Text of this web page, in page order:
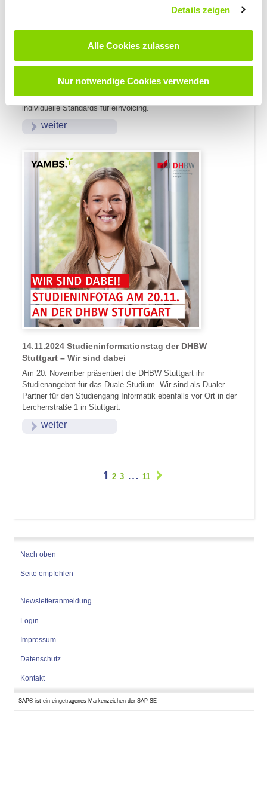
Details zeigen
Alle Cookies zulassen
Nur notwendige Cookies verwenden
YAMBS.Konverter verarbeitet in Kürze auch serbische
Norm EN 16931 für den grenzüberschreitenden Handel in der EU
verpflichtend. In vielen anderen Ländern der Welt gelten bereits
individuelle Standards für eInvoicing.
weiter
14.11.2024Studieninformationstag der DHBW
Stuttgart – Wir sind dabei
Am 20. November präsentiert die DHBW Stuttgart ihr
Studienangebot für das Duale Studium. Wir sind als Dualer
Partner für den Studiengang Informatik ebenfalls vor Ort in der
Lerchenstraße 1 in Stuttgart.
weiter
1 2 3 … 11
Nach oben
Seite empfehlen
Newsletteranmeldung
Login
Impressum
Datenschutz
Kontakt
SAP® ist ein eingetragenes Markenzeichen der SAP SE